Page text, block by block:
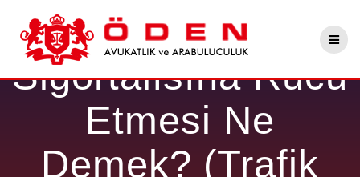
to
content
Sigorta Şirketinin
Sigortalısına Rücu
Etmesi Ne
Demek? (Trafik